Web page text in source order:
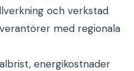
och verkstad
med regionala
energikostnader